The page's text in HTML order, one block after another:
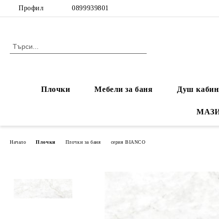
Профил 0899939801
Плочки Мебели за баня Душ
Начало Плочки Плочки за баня серия BIANCO